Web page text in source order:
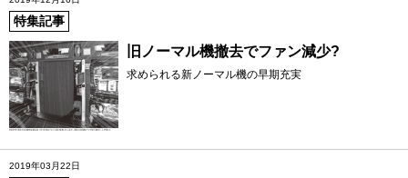
特集記事
旧ノーマル機撤去でファン減少?
求められる新ノーマル機の早期充実
2019年03月22日